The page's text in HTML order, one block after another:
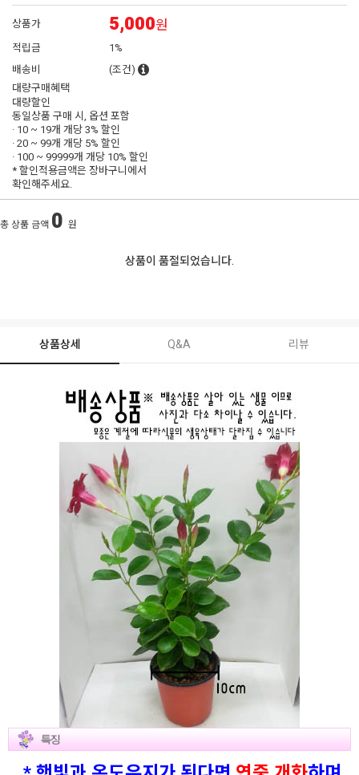
상품가 5,000원
적립금
1%
배송비
(조건)
대량구매혜택
대량할인
동일상품 구매 시, 옵션 포함
· 10 ~ 19개 개당3% 할인
· 20 ~ 99개 개당 5% 할인
· 100 ~ 99999개 개당 10% 할인
* 할인적용금액은 장바구니에서
확인해주세요.
총 상품 금액 0 원
상품이 품절되었습니다.
상품상세 Q&A 리뷰